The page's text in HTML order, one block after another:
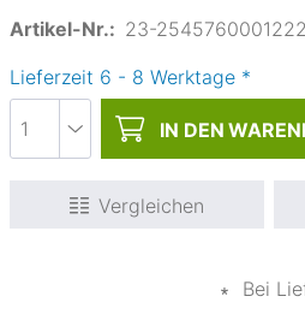
Artikel-Nr.: 23-2545760001222
Lieferzeit 6 - 8 Werktage *
IN DEN
Vergleichen
∗
Bei